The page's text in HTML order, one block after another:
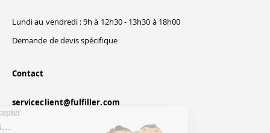
Continuer sans accepter
Lundi au vendredi : 9h à 12h30 - 13h30 à 18h00
Demande de devis spécifique
Contact
serviceclient@fulfiller.com